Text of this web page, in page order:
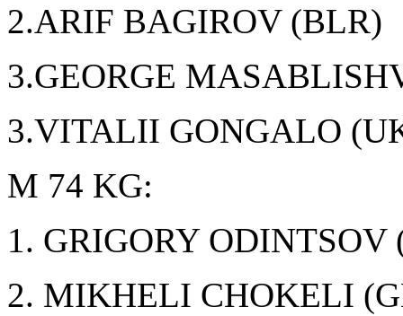
2.ARIF BAGIROV (BLR)
3.GEORGE
3.VITALII GONGALO
M 74 KG:
1. GRIGORY ODINTSOV
2. MIKHELI CHOKELI